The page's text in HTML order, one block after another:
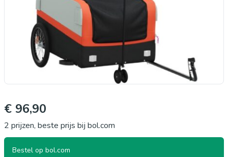
€ 96,90
2 prijzen, beste prijs bij bol.com
Bestel op bol.com